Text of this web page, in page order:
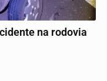
na rodovia